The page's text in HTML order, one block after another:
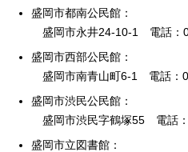
盛岡市都南公民館：
盛岡市永井24-10-1 電話：
盛岡市西部公民館：
盛岡市南青山町6-1 電話：
盛岡市渋民公民館：
盛岡市渋民字鶴塚55 電話
盛岡市立図書館：